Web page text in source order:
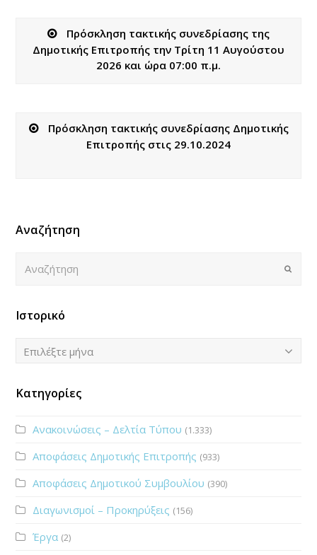
Πρόσκληση τακτικής συνεδρίασης της
Δημοτικής Επιτροπής την Τρίτη 11 Αυγούστου
2026 και ώρα 07:00 π.μ.
Πρόσκληση τακτικής συνεδρίασης Δημοτικής
Επιτροπής στις 29.10.2024
Αναζήτηση
Submit
Ιστορικό
Ιστορικό
Επιλέξτε μήνα
Κατηγορίες
Ανακοινώσεις – Δελτία Τύπου (1.333)
Αποφάσεις Δημοτικής Επιτροπής (933)
Αποφάσεις Δημοτικού Συμβουλίου (390)
Διαγωνισμοί – Προκηρύξεις (156)
Έργα (2)